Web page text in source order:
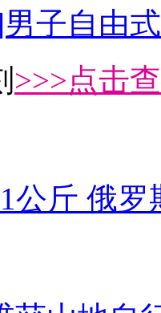
子自由
>>>点击
公斤 俄罗